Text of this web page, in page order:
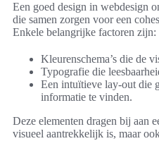
Een goed design in webdesign
die samen zorgen voor een
Enkele belangrijke factoren zijn:
Kleurenschema’s die de
Typografie die
Een intuïtieve lay-out die
informatie te vinden.
Deze elementen dragen bij aan
visueel aantrekkelijk is, maar